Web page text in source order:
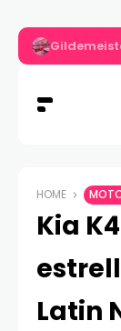
HOME
Kia
Latin